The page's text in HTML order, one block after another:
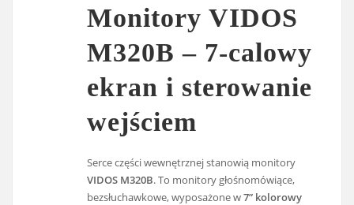
Monitory VIDOS
M320B – 7-calowy
ekran i sterowanie
wejściem
Serce części wewnętrznej stanowią monitory
VIDOS M320B. To monitory głośnomówiące,
bezsłuchawkowe, wyposażone w7” kolorowy